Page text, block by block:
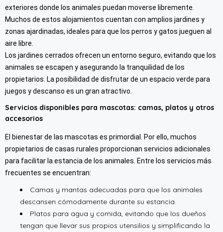
exteriores donde los animales puedan moverse libremente.
Muchos de estos alojamientos cuentan con amplios jardines y
zonas ajardinadas, ideales para que los perros y gatos jueguen al
aire libre.
Los jardines cerrados ofrecen un entorno seguro, evitando que los
animales se escapen y asegurando la tranquilidad de los
propietarios. La posibilidad de disfrutar de un espacio verde para
juegos y descanso es un gran atractivo.
Servicios disponibles para mascotas: camas, platos y otros
accesorios
El bienestar de las mascotas es primordial. Por ello, muchos
propietarios de casas rurales proporcionan servicios adicionales
para facilitar la estancia de los animales. Entre los servicios más
frecuentes se encuentran:
Camas y mantas adecuadas para que los animales
descansen cómodamente durante su estancia.
Platos para agua y comida, evitando que los dueños
tengan que llevar sus propios utensilios y simplificando la